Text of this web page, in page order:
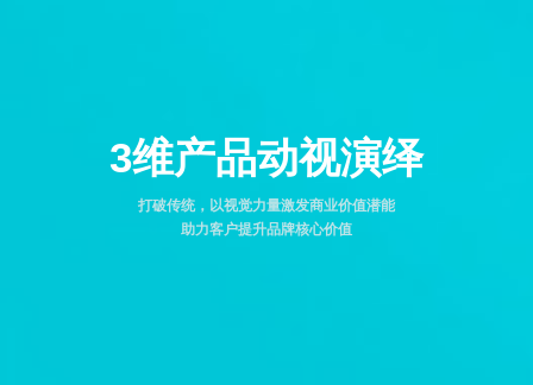
3维产品动视演绎
打破传统，以视觉力量激发商业价值潜能
助力客户提升品牌核心价值